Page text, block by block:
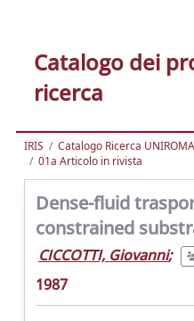
Catalogo dei
ricerca
IRIS Catalogo Ricerca
01a Articolo in rivista
Dense-fluid
constrained
CICCOTTI, Giovanni;
1987